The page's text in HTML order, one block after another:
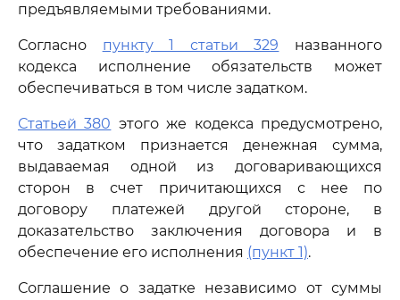
предъявляемыми требованиями.
Согласно пункту 1 статьи 329 названного
кодекса исполнение обязательств может
обеспечиваться в том числе задатком.
Статьей 380 этого же кодекса предусмотрено,
что задатком признается денежная сумма,
выдаваемая одной из договаривающихся
сторон в счет причитающихся с нее по
договору платежей другой стороне, в
доказательство заключения договора и в
обеспечение его исполнения (пункт 1).
Соглашение о задатке независимо от суммы